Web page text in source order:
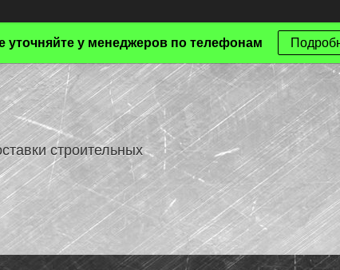
уточняйте у менеджеров по телефонам
строительных